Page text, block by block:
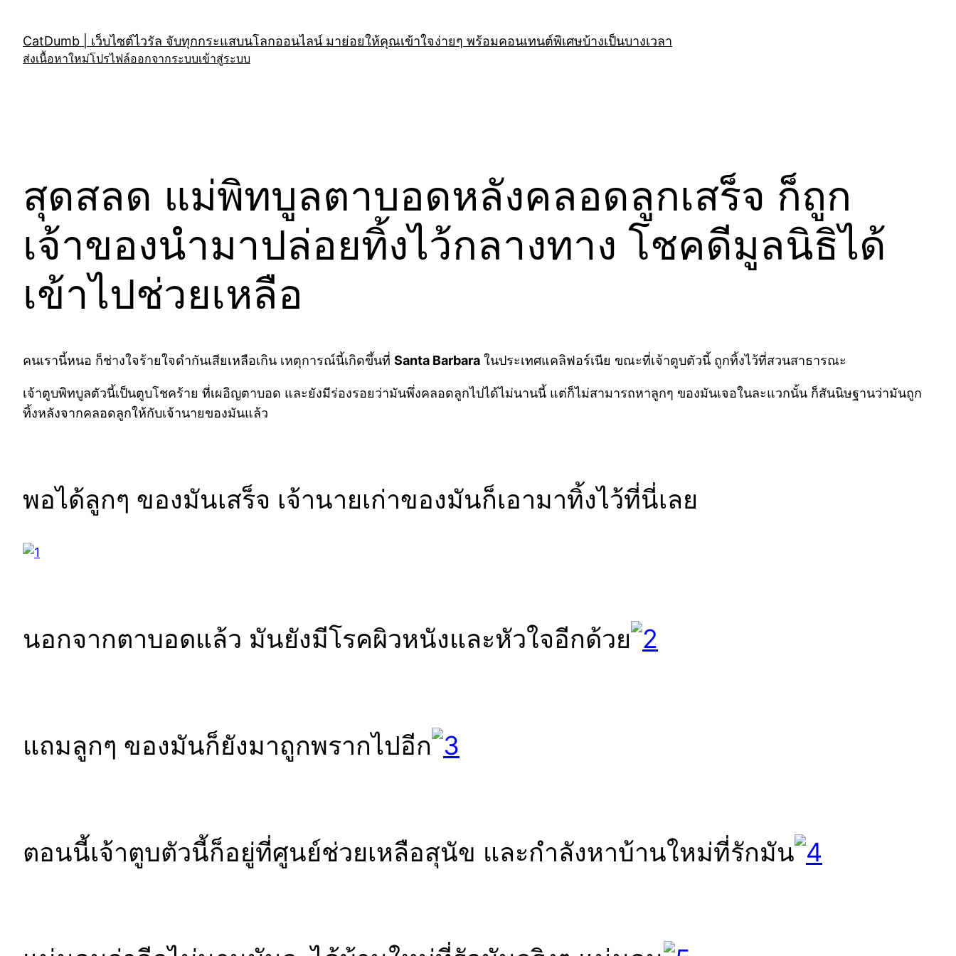
content
CatDumb | เว็บไซต์ไวรัล จับทุกกระแสบนโลกออนไลน์ มาย่อยให้คุณเข้าใจง่ายๆ พร้อมคอนเทนต์พิเศษบ้างเป็นบางเวลา
ส่งเนื้อหาใหม่โปรไฟล์ออกจากระบบเข้าสู่ระบบ
สุดสลด แม่พิทบูลตาบอดหลังคลอดลูกเสร็จ ก็ถูก
เจ้าของนำมาปล่อยทิ้งไว้กลางทาง โชคดีมูลนิธิได้
เข้าไปช่วยเหลือ
คนเรานี้หนอ ก็ช่างใจร้ายใจดำกันเสียเหลือเกิน เหตุการณ์นี้เกิดขึ้นที่ Santa Barbara ในประเทศแคลิฟอร์เนีย ขณะที่เจ้าตูบตัวนี้ ถูกทิ้งไว้ที่สวนสาธารณะ
เจ้าตูบพิทบูลตัวนี้เป็นตูบโชคร้าย ที่เผอิญตาบอด และยังมีร่องรอยว่ามันพึ่งคลอดลูกไปได้ไม่นานนี้ แต่ก็ไม่สามารถหาลูกๆ ของมันเจอในละแวกนั้น ก็สันนิษฐานว่ามันถูก
ทิ้งหลังจากคลอดลูกให้กับเจ้านายของมันแล้ว
พอได้ลูกๆ ของมันเสร็จ เจ้านายเก่าของมันก็เอามาทิ้งไว้ที่นี่เลย
นอกจากตาบอดแล้ว มันยังมีโรคผิวหนังและหัวใจอีกด้วย
แถมลูกๆ ของมันก็ยังมาถูกพรากไปอีก
ตอนนี้เจ้าตูบตัวนี้ก็อยู่ที่ศูนย์ช่วยเหลือสุนัข และกำลังหาบ้านใหม่ที่รักมัน